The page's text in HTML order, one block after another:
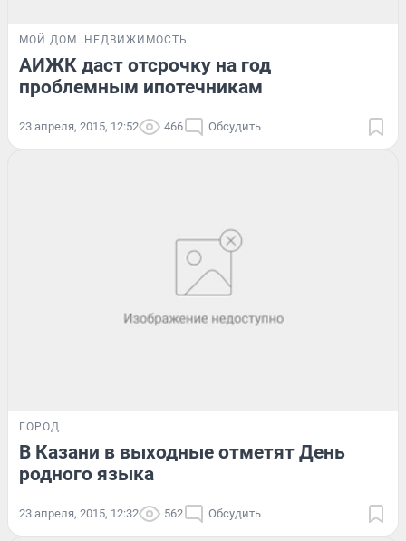
МОЙ ДОМ НЕДВИЖИМОСТЬ
АИЖК даст отсрочку на год
проблемным ипотечникам
23 апреля, 2015, 12:52 466 Обсудить
ГОРОД
В Казани в выходные отметят День
родного языка
23 апреля, 2015, 12:32 562 Обсудить